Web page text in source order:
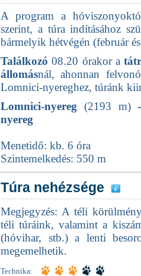
A program a
szerint, a túra indításához
bármelyik hétvégén (február
Találkozó 08.20 órakor a
állomásnál, ahonnan
Lomnici-nyereghez, túránk
Lomnici-nyereg (2193 m)
nyereg
Menetidő: kb. 6 óra
Szintemelkedés: 550 m
Túra nehézsége
Megjegyzés: A téli
téli túráink, valamint a
(hóvihar, stb.) a lenti
megemelhetik.
Technika: